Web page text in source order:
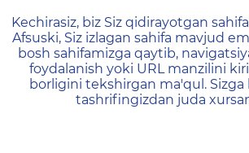
404 — Страница
Kechirasiz, biz Siz qidirayotgan
Afsuski, Siz izlagan sahifa mavjud
bosh sahifamizga qaytib,
foydalanish yoki URL manzilini
borligini tekshirgan ma'qul.
tashrifingizdan juda